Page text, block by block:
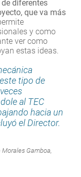
diferentes
que va más
y como
ver como
estas ideas.
tipo de
al TEC
hacia un
el Director.
Gamboa,